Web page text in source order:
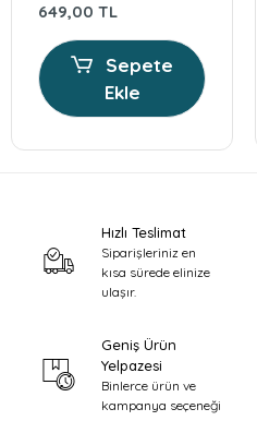
6-18 AY 2Lİ EMZİK
649,00 TL
Sepete
Ekle
Hızlı Teslimat
Siparişleriniz en
kısa sürede elinize
ulaşır.
Geniş Ürün
Yelpazesi
Binlerce ürün ve
kampanya seçeneği